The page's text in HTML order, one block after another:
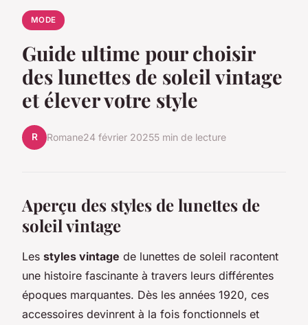
MODE
Guide ultime pour choisir
des lunettes de soleil vintage
et élever votre style
R Romane24 février 20255 min de lecture
Aperçu des styles de lunettes de
soleil vintage
Les styles vintage de lunettes de soleil racontent
une histoire fascinante à travers leurs différentes
époques marquantes. Dès les années 1920, ces
accessoires devinrent à la fois fonctionnels et